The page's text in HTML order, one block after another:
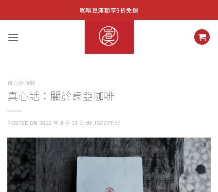
to
咖啡豆滿額享9折免運
真心話時間
真心話：關於肯亞咖啡
POSTED ON 2022 年 8 月 13 日 BY JSCOFFEE